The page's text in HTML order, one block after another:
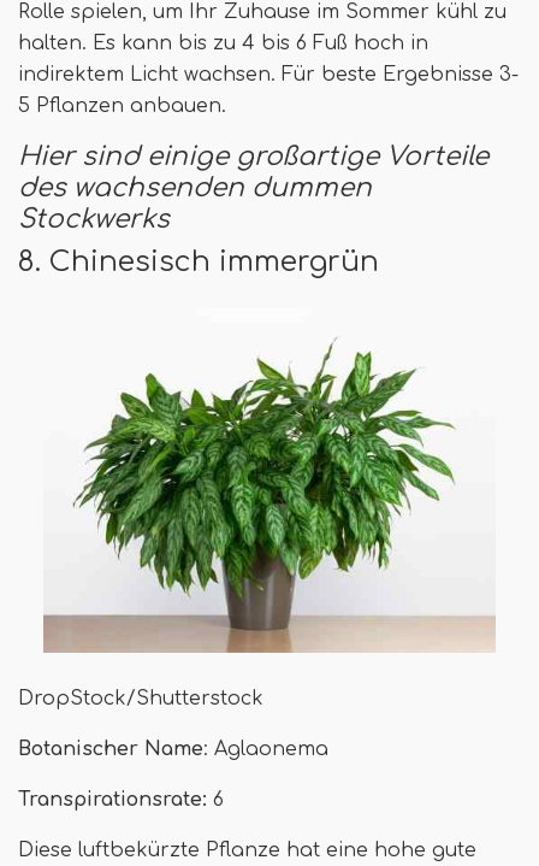
Rolle spielen, um Ihr Zuhause im Sommer kühl zu
halten. Es kann bis zu 4 bis 6 Fuß hoch in
indirektem Licht wachsen. Für beste Ergebnisse 3-
5 Pflanzen anbauen.
Hier sind einige großartige Vorteile
des wachsenden dummen
Stockwerks
8. Chinesisch immergrün
DropStock/Shutterstock
Botanischer Name: Aglaonema
Transpirationsrate: 6
Diese luftbekürzte Pflanze hat eine hohe gute